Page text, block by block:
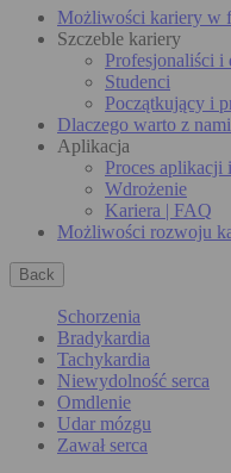
Możliwości kariery
Szczeble kariery
Profesjonaliści i
Studenci
Początkujący i
Dlaczego warto z
Aplikacja
Proces aplikacji
Wdrożenie
Kariera | FAQ
Możliwości rozwoju
Back
Schorzenia
Bradykardia
Tachykardia
Niewydolność serca
Omdlenie
Udar mózgu
Zawał serca